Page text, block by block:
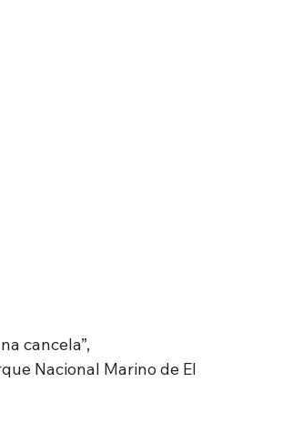
cancela”,
Nacional Marino de El